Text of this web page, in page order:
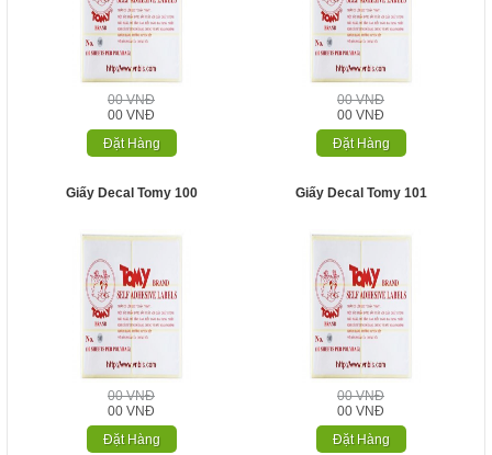
00 VNĐ
00 VNĐ
Đặt Hàng
00 VNĐ
00 VNĐ
Đặt Hàng
Giấy Decal Tomy 100
00 VNĐ
00 VNĐ
Đặt Hàng
Giấy Decal Tomy 101
00 VNĐ
00 VNĐ
Đặt Hàng